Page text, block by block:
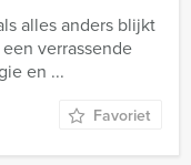
alles anders blijkt
verrassende
en ...
Favoriet